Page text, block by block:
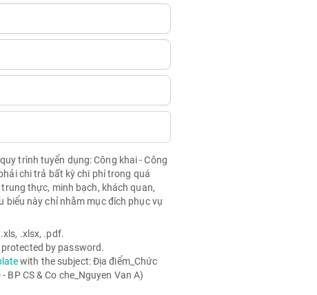
trình tuyển dụng: Công khai - Công
chi trả bất kỳ chi phí trong quá
thực, minh bạch, khách quan,
biểu này chỉ nhằm mục đích phục vụ
.xlsx, .pdf.
by password.
with the subject: Địa điểm_Chức
BP CS & Co che_Nguyen Van A)